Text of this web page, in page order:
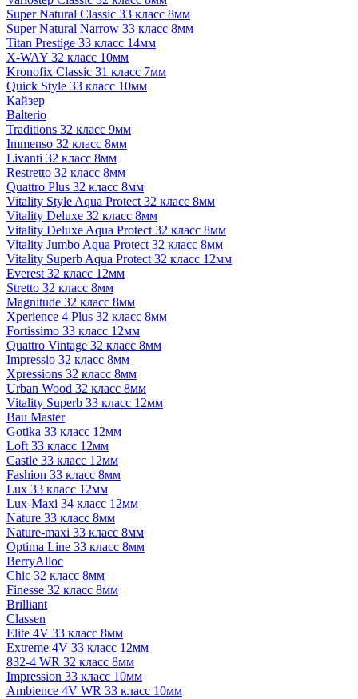
Super Natural Classic 33 класс 8мм
Super Natural Narrow 33 класс 8мм
Titan Prestige 33 класс 14мм
X-WAY 32 класс 10мм
Kronofix Classic 31 класс 7мм
Quick Style 33 класс 10мм
Кайзер
Balterio
Traditions 32 класс 9мм
Immenso 32 класс 8мм
Livanti 32 класс 8мм
Restretto 32 класс 8мм
Quattro Plus 32 класс 8мм
Vitality Style Aqua Protect 32 класс 8мм
Vitality Deluxe 32 класс 8мм
Vitality Deluxe Aqua Protect 32 класс 8мм
Vitality Jumbo Aqua Protect 32 класс 8мм
Vitality Superb Aqua Protect 32 класс 12мм
Everest 32 класс 12мм
Stretto 32 класс 8мм
Magnitude 32 класс 8мм
Xperience 4 Plus 32 класс 8мм
Fortissimo 33 класс 12мм
Quattro Vintage 32 класс 8мм
Impressio 32 класс 8мм
Xpressions 32 класс 8мм
Urban Wood 32 класс 8мм
Vitality Superb 33 класс 12мм
Bau Master
Gotika 33 класс 12мм
Loft 33 класс 12мм
Castle 33 класс 12мм
Fashion 33 класс 8мм
Lux 33 класс 12мм
Lux-Maxi 34 класс 12мм
Nature 33 класс 8мм
Nature-maxi 33 класс 8мм
Optima Line 33 класс 8мм
BerryAlloc
Chic 32 класс 8мм
Finesse 32 класс 8мм
Brilliant
Classen
Elite 4V 33 класс 8мм
Extreme 4V 33 класс 12мм
832-4 WR 32 класс 8мм
Impression 33 класс 10мм
Ambience 4V WR 33 класс 10мм